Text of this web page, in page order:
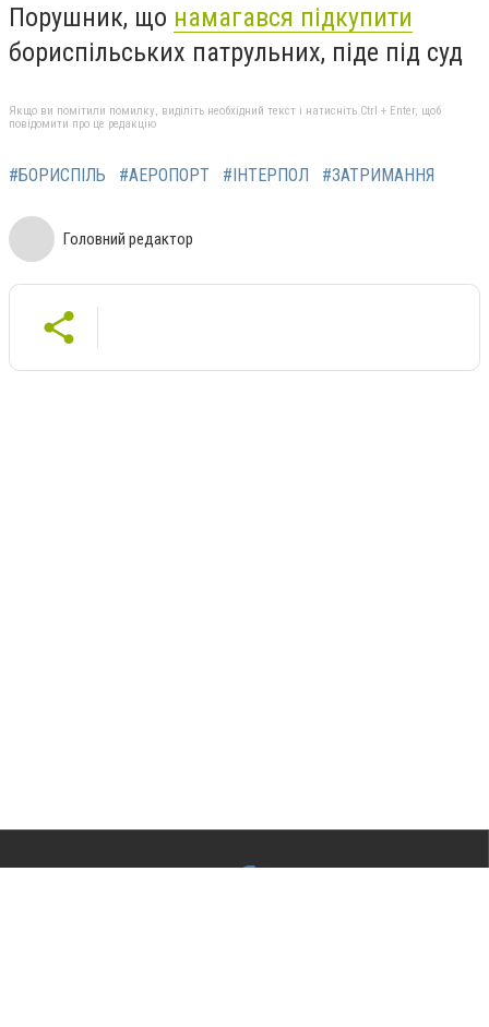
Порушник, що намагався підкупити
бориспільських патрульних, піде під суд
Якщо ви помітили помилку, виділіть необхідний текст і натисніть Ctrl + Enter, щоб
повідомити про це редакцію
#БОРИСПІЛЬ #АЕРОПОРТ #ІНТЕРПОЛ #ЗАТРИМАННЯ
Головний редактор